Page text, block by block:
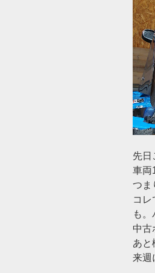
先日
車両
つま
コレ
も
中古
あと
来週